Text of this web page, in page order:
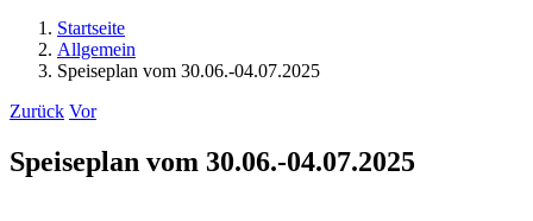
Startseite
Allgemein
Speiseplan vom 30.06.-04.07.2025
Zurück Vor
Speiseplan vom 30.06.-04.07.2025